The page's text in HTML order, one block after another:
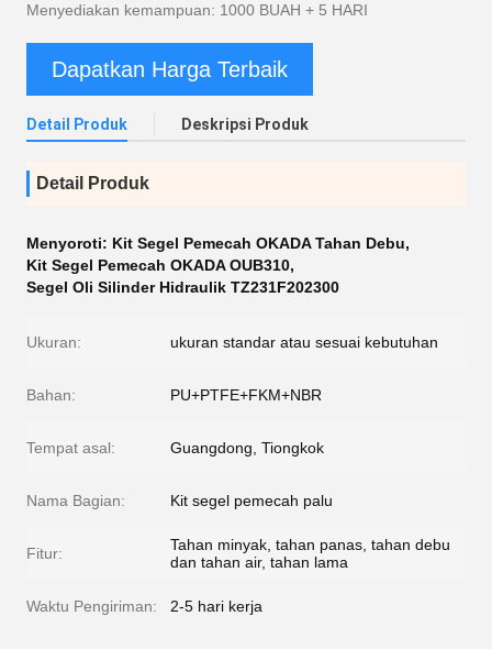
Menyediakan kemampuan: 1000 BUAH + 5 HARI
Dapatkan Harga Terbaik
Detail Produk Deskripsi Produk
Detail Produk
Menyoroti: Kit Segel Pemecah OKADA Tahan Debu,
Kit Segel Pemecah OKADA OUB310,
Segel Oli Silinder Hidraulik TZ231F202300
Ukuran: ukuran standar atau sesuai kebutuhan
Bahan: PU+PTFE+FKM+NBR
Tempat asal: Guangdong, Tiongkok
Nama Bagian: Kit segel pemecah palu
Fitur:
Tahan minyak, tahan panas, tahan debu
dan tahan air, tahan lama
Waktu Pengiriman: 2-5 hari kerja